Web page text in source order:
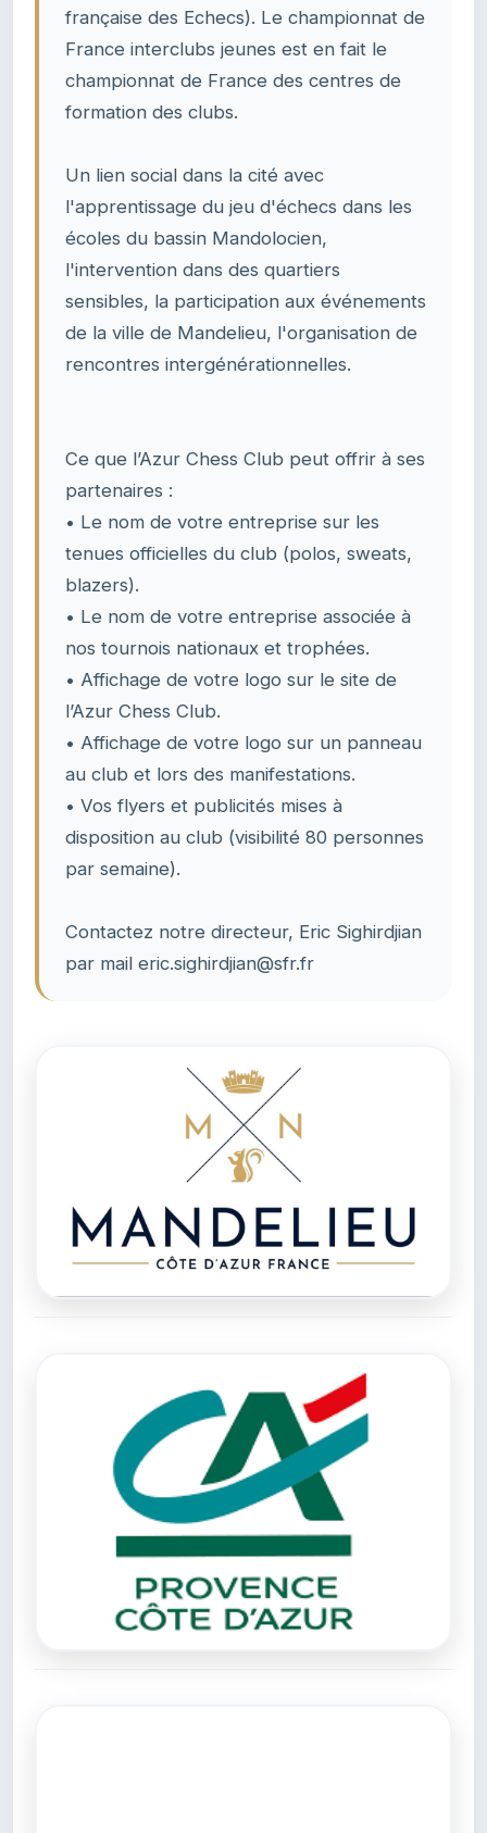
française des Echecs). Le championnat de
France interclubs jeunes est en fait le
championnat de France des centres de
formation des clubs.
Un lien social dans la cité avec
l'apprentissage du jeu d'échecs dans les
écoles du bassin Mandolocien,
l'intervention dans des quartiers
sensibles, la participation aux événements
de la ville de Mandelieu, l'organisation de
rencontres intergénérationnelles.
Ce que l’Azur Chess Club peut offrir à ses
partenaires :
• Le nom de votre entreprise sur les
tenues officielles du club (polos, sweats,
blazers).
• Le nom de votre entreprise associée à
nos tournois nationaux et trophées.
• Affichage de votre logo sur le site de
l’Azur Chess Club.
• Affichage de votre logo sur un panneau
au club et lors des manifestations.
• Vos flyers et publicités mises à
disposition au club (visibilité 80 personnes
par semaine).
Contactez notre directeur, Eric Sighirdjian
par mail eric.sighirdjian@sfr.fr